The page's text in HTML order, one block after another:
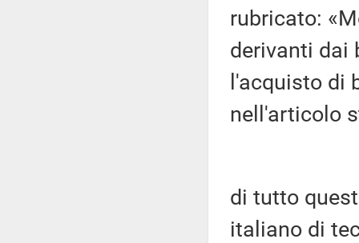
rubricato:
derivanti dai
l'acquisto di
nell'articolo
di tutto
italiano di